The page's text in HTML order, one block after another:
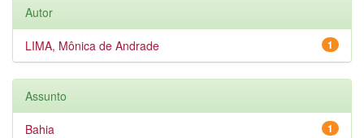
Autor
1
LIMA, Mônica de Andrade
Assunto
1
Bahia